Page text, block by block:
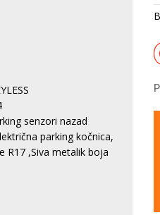
senzori nazad
parking kočnica,
R17 ,Siva metalik boja